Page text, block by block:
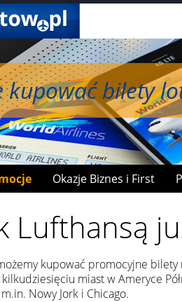
Okazje Biznes i First
kupować bilety
mile na
Lufthansą
kupować promocyjne
miast w Ameryce
Nowy Jork i Chicago.